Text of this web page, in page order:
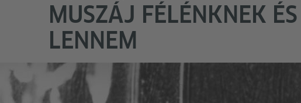
MUSZÁJ FÉLÉNKNEK
LENNEM